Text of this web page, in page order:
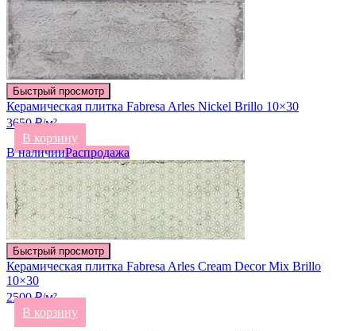
Быстрый просмотр
Керамическая плитка Fabresa Arles Nickel Brillo 10×30
3650 ₽/м²
В корзину
В наличииРаспродажа
Быстрый просмотр
Керамическая плитка Fabresa Arles Cream Decor Mix Brillo
10×30
2500 ₽/м²
В корзину